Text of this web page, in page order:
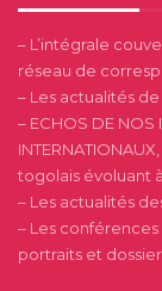
– L’intégrale
réseau de
– Les actualités de
– ECHOS DE NOS
togolais évoluant
– Les actualités
– Les conférences
portraits et